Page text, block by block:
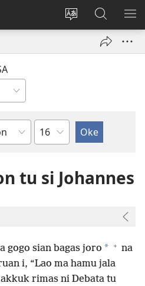
Ganti
Log
Lului
di
JW.ORG
Bindu
tu si Johannes
gogo sian bagas joro * + na
i, “Lao ma hamu jala
rimas ni Debata tu